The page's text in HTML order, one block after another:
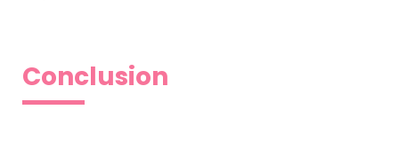
Conclusion